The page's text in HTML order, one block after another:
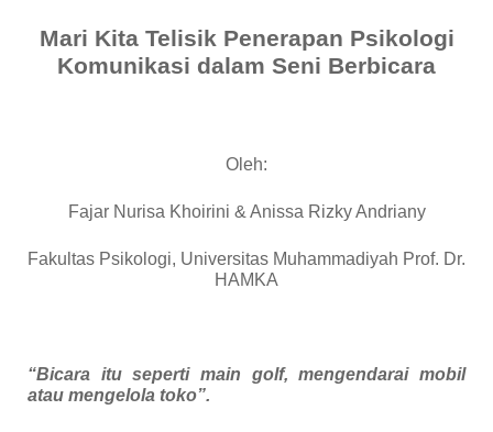
Mari Kita Telisik Penerapan Psikologi
Komunikasi dalam Seni Berbicara
Oleh:
Fajar Nurisa Khoirini & Anissa Rizky Andriany
Fakultas Psikologi, Universitas Muhammadiyah Prof. Dr.
HAMKA
“Bicara itu seperti main golf, mengendarai mobil
atau mengelola toko”.